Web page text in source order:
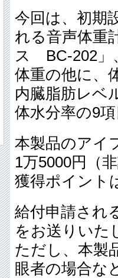
今回は、初期
れる音声体重
ス BC-202」
体重の他に、
内臓脂肪レベ
体水分率の9
本製品のアイ
1万5000円（
獲得ポイント
給付申請され
をお送りいた
ただし、本製
眼者の場合な